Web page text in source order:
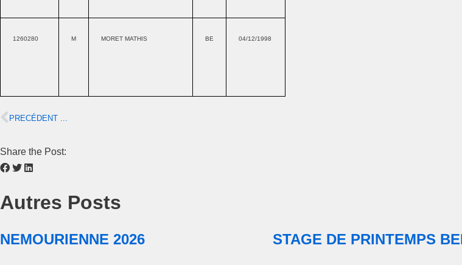
1260280 M MORET MATHIS BE 04/12/1998
PRECÉDENT ...
Share the Post:
Autres Posts
NEMOURIENNE 2026 STAGE DE PRINTEMPS